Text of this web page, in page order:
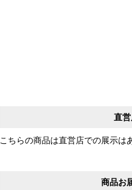
直
こちらの商品は直営店での展示は
商品お